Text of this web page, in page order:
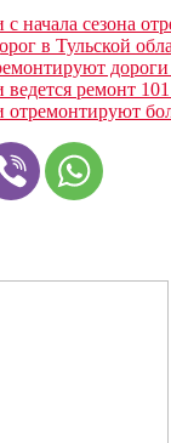
с начала сезона
в Тульской
ведется ремонт
отремонтируют